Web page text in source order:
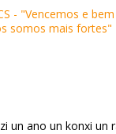
- "Vencemos e
somos mais fortes"
un ano un konxi un